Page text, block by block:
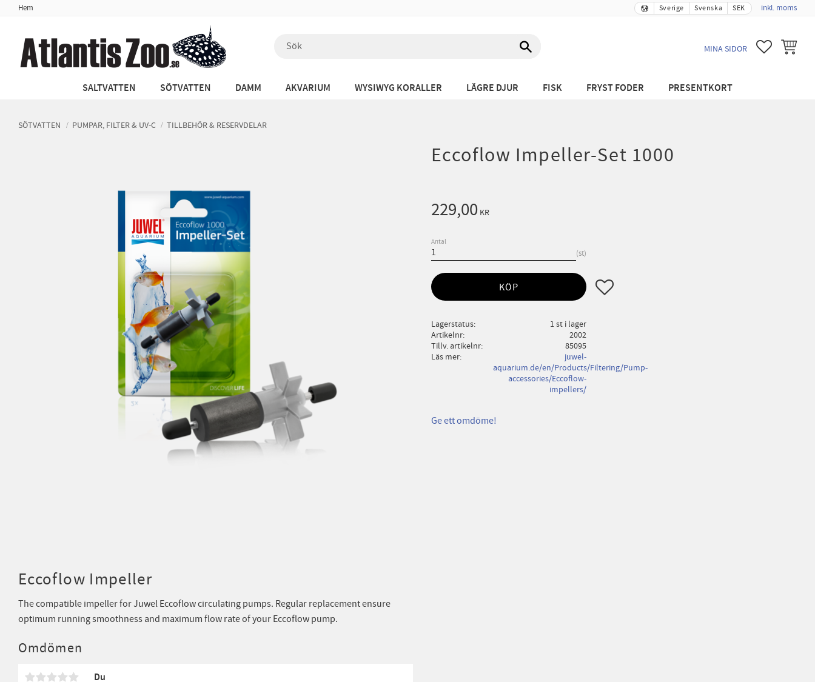
Hem Sverige Svenska SEK inkl. moms
MINA SIDOR FAVORITER
SALTVATTEN SÖTVATTEN DAMM AKVARIUM WYSIWYG KORALLER LÄGRE DJUR FISK FRYST FODER PRESENTKORT
SÖTVATTEN PUMPAR, FILTER & UV-C TILLBEHÖR & RESERVDELAR
Eccoflow Impeller-Set 1000
229,00KR
Antal
st
KÖP Lägg till i favoriter
Lagerstatus
1 st i lager
Artikelnr
2002
Tillv. artikelnr
85095
Läs mer
juwel-
aquarium.de/en/Products/Filtering/Pump-
accessories/Eccoflow-
impellers/
Ge ett omdöme!
Eccoflow Impeller
The compatible impeller for Juwel Eccoflow circulating pumps. Regular replacement ensure
optimum running smoothness and maximum flow rate of your Eccoflow pump.
Omdömen
Du